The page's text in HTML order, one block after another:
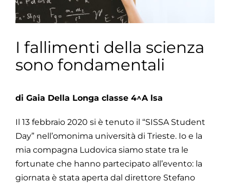
I fallimenti della scienza
sono fondamentali
di Gaia Della Longa classe 4^A lsa
Il 13 febbraio 2020 si è tenuto il “SISSA Student
Day” nell’omonima università di Trieste. Io e la
mia compagna Ludovica siamo state tra le
fortunate che hanno partecipato all’evento: la
giornata è stata aperta dal direttore Stefano